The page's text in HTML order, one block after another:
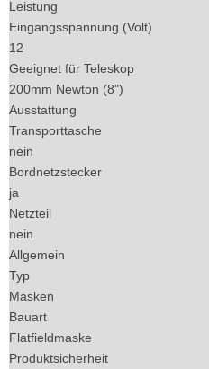
Leistung
Eingangsspannung (Volt)
12
Geeignet für Teleskop
200mm Newton (8")
Ausstattung
Transporttasche
nein
Bordnetzstecker
ja
Netzteil
nein
Allgemein
Typ
Masken
Bauart
Flatfieldmaske
Produktsicherheit